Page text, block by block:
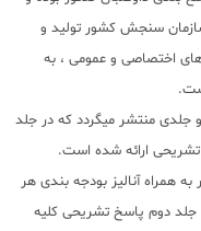
سنجش کشور تولید و
اختصاصی و عمومی ، به
جلدی منتشر میگردد که در جلد
ارائه شده است.
همراه آنالیز بودجه بندی هر
جلد دوم پاسخ تشریحی کلیه